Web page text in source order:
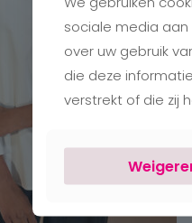
sociale media
over uw gebruik
die deze
verstrekt of die zij